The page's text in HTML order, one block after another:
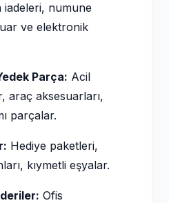
numune
ve elektronik
Parça: Acil
araç aksesuarları,
parçalar.
Hediye paketleri,
kıymetli eşyalar.
Ofis